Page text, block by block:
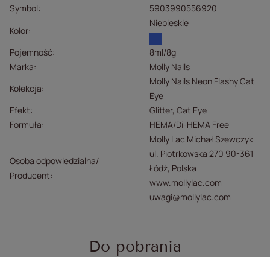
Symbol
5903990556920
Kolor
Niebieskie
Pojemność
8ml/8g
Marka
Molly Nails
Kolekcja
Molly Nails Neon Flashy Cat
Eye
Efekt
Glitter Cat Eye
Formuła
HEMA/Di-HEMA Free
Osoba odpowiedzialna/
Producent
Molly Lac Michał Szewczyk
ul. Piotrkowska 270 90-361
Łódź, Polska
www.mollylac.com
uwagi@mollylac.com
Do pobrania